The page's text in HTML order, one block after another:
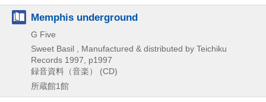
Memphis underground
G Five
Sweet Basil , Manufactured & distributed by Teichiku
Records 1997, p1997
録音資料（音楽） (CD)
所蔵館1館